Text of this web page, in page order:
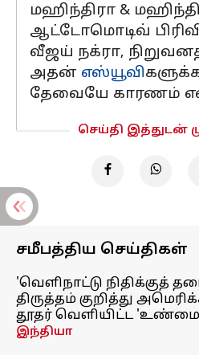
மஹிந்திரா &
ஆட்டோமொடிவ்
வீஜய் நக்ரா,
அதன் எஸ்யூவி
தேவையே காரணம்
செய்தி இத்துடன்
சமீபத்திய செய்திகள்
'வெளிநாட்டு நிதிக்குத்
திருத்தம் குறித்து
தூதர் வெளியிட்ட
இந்தியா